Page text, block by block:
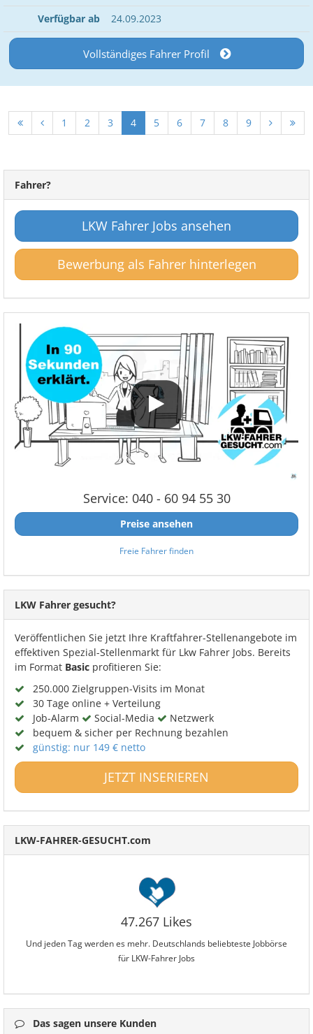
Verfügbar ab
24.09.2023
Vollständiges Fahrer Profil
1 2 3 4 5 6 7 8 9
Fahrer?
LKW Fahrer Jobs ansehen
Bewerbung als Fahrer hinterlegen
Service: 040 - 60 94 55 30
Preise ansehen
Freie Fahrer finden
LKW Fahrer gesucht?
Veröffentlichen Sie jetzt Ihre Kraftfahrer-Stellenangebote im
effektiven Spezial-Stellenmarkt für Lkw Fahrer Jobs. Bereits
im Format Basic profitieren Sie:
250.000 Zielgruppen-Visits im Monat
30 Tage online + Verteilung
Job-Alarm
Social-Media
Netzwerk
bequem & sicher per Rechnung bezahlen
günstig: nur 149 € netto
JETZT INSERIEREN
LKW-FAHRER-GESUCHT.com
47.267 Likes
Und jeden Tag werden es mehr. Deutschlands beliebteste Jobbörse
für LKW-Fahrer Jobs
Das sagen unsere Kunden